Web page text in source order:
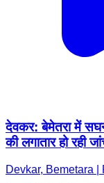
देवकर: बेमेतरा में
की लगातार हो रही
Devkar, Bemetara |